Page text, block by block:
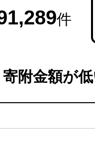
返礼品
比較
件
寄附金額が